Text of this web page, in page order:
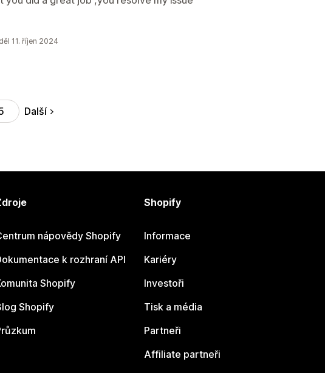
11. říjen 2024
Další
nápovědy Shopify
k rozhraní API
Shopify
Shopify
Shopify
Informace
Kariéry
Investoři
Tisk a média
Partneři
Affiliate partneři